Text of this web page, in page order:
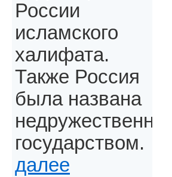
России
исламского
халифата.
Также Россия
была названа
недружественным
государством.
далее